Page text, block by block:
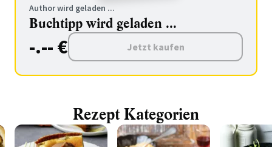
Author wird geladen ...
Buchtipp wird geladen ...
-.-- € Jetzt kaufen
Rezept Kategorien